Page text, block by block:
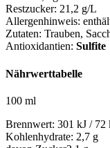
Restzucker: 21,2 g/L
Allergenhinweis:
Zutaten: Trauben,
Antioxidantien: Sulfite
Nährwerttabelle
100 ml
Brennwert: 301 kJ / 72
Kohlenhydrate: 2,7 g